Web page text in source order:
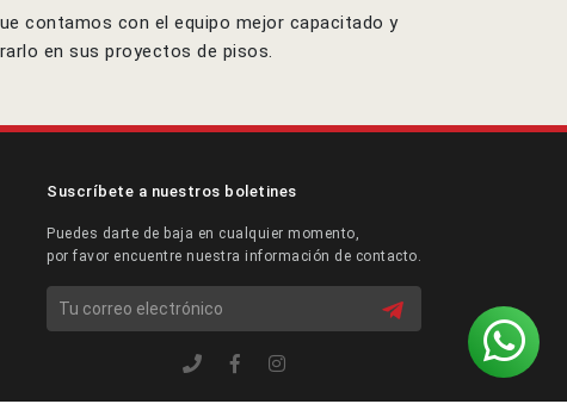
contamos con el equipo mejor capacitado y
en sus proyectos de pisos.
Suscríbete a nuestros boletines
Puedes darte de baja en cualquier momento,
por favor encuentre nuestra información de contacto.